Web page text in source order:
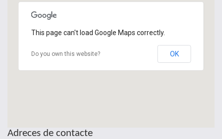
This page can't load Google Maps correctly.
Do you own this website? OK
Adreces de contacte